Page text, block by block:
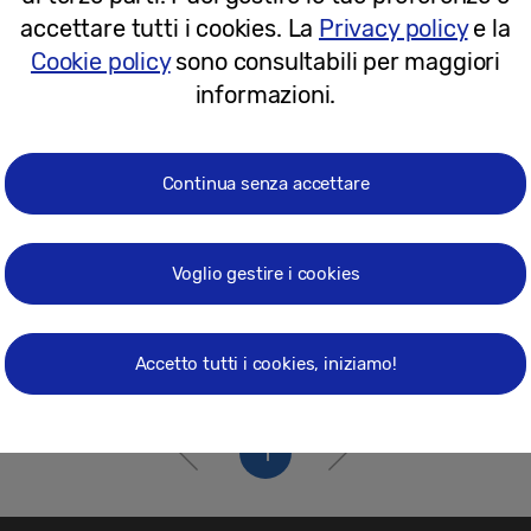
18-05-2022
1
accettare tutti i cookies. La Privacy policye la
Cookie policysono consultabili per maggiori
informazioni.
Continua senza accettare
Voglio gestire i cookies
Accetto tutti i cookies, iniziamo!